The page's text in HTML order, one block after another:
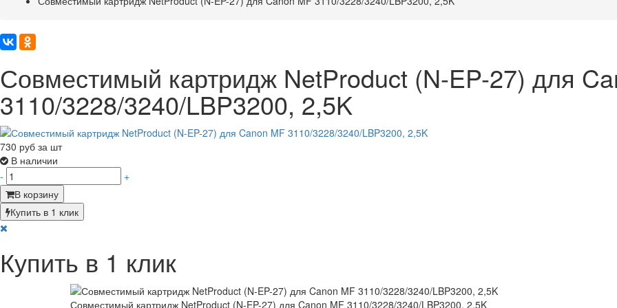
Совместимый картридж NetProduct (N-EP-27) для
3110/3228/3240/LBP3200, 2,5K
730 руб за шт
В наличии
-
+
В корзину
Купить в 1 клик
Купить в 1 клик
Совместимый картридж NetProduct (N-EP-27) для Canon MF 3110/3228/3240/LBP3200, 2,5K